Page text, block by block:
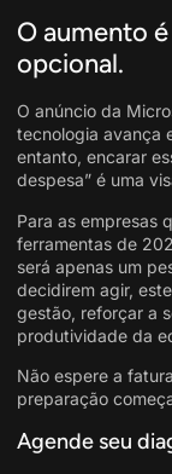
O aumento
opcional.
O anúncio da
tecnologia avança
entanto, encarar
despesa” é uma
Para as empresas
ferramentas de
será apenas um
decidirem agir,
gestão, reforçar a
produtividade da
Não espere a
preparação
Agende seu